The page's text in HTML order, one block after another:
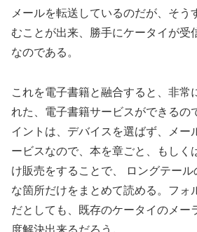
メールを転送しているのだが、そう
むことが出来、勝手にケータイが受
なのである。
これを電子書籍と融合すると、非常
れた、電子書籍サービスができるの
イントは、デバイスを選ばず、メー
ービスなので、本を章ごと、もしく
け販売をすることで、 ロングテール
な箇所だけをまとめて読める。フォ
だとしても、既存のケータイのメー
度解決出来るだろう。